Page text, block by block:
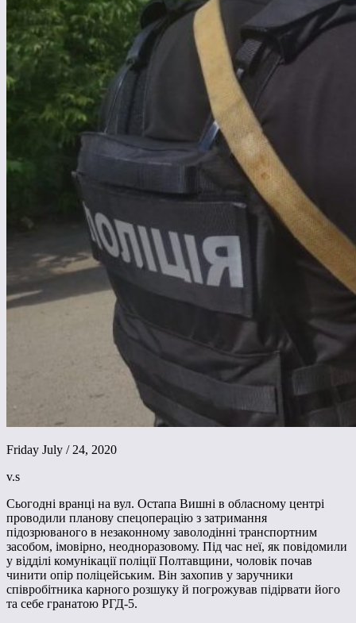
Friday July / 24, 2020
v.s
Сьогодні вранці на вул. Остапа Вишні в обласному центрі
проводили планову спецоперацію з затримання
підозрюваного в незаконному заволодінні транспортним
засобом, імовірно, неодноразовому. Під час неї, як повідомили
у відділі комунікації поліції Полтавщини, чоловік почав
чинити опір поліцейським. Він захопив у заручники
співробітника карного розшуку й погрожував підірвати його
та себе гранатою РГД-5.